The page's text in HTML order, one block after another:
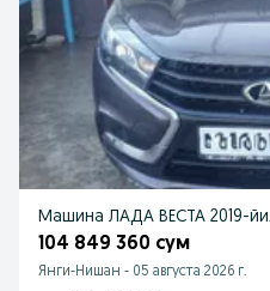
Машина ЛАДА ВЕСТА 2019-
104 849 360 сум
Янги-Нишан - 05 августа 2026 г.